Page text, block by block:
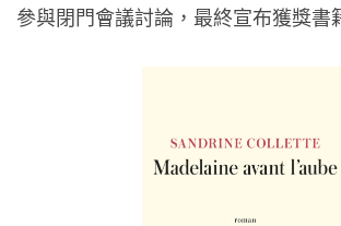
參與閉門會議討論，最終宣布獲獎書